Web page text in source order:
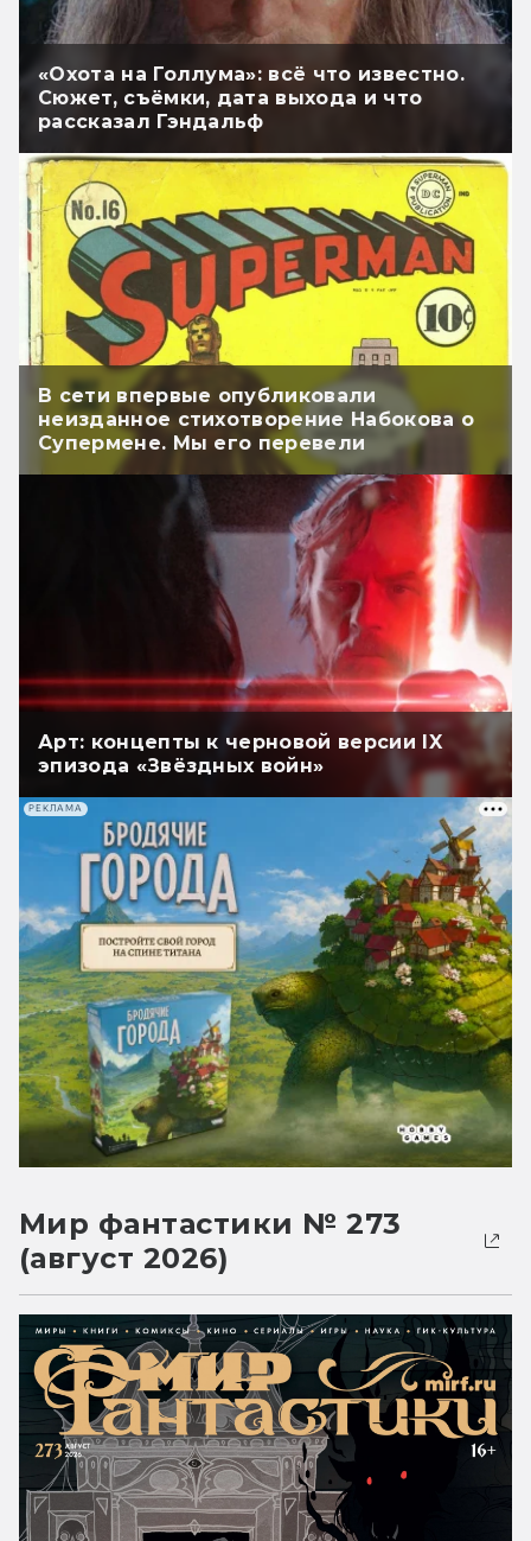
«Охота на Голлума»: всё что известно.
Сюжет, съёмки, дата выхода и что
рассказал Гэндальф
В сети впервые опубликовали
неизданное стихотворение Набокова о
Супермене. Мы его перевели
Арт: концепты к черновой версии IX
эпизода «Звёздных войн»
РЕКЛАМА
Мир фантастики № 273
(август 2026)